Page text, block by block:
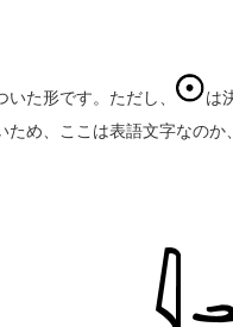
いた形です。ただし、 は
ため、ここは表語文字なのか